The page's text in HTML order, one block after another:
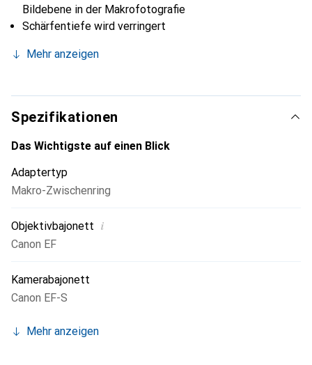
Bildebene in der Makrofotografie
Schärfentiefe wird verringert
Mehr anzeigen
Spezifikationen
Das Wichtigste auf einen Blick
Adaptertyp
Makro-Zwischenring
Objektivbajonett i
Canon EF
Kamerabajonett
Canon EF-S
Mehr anzeigen